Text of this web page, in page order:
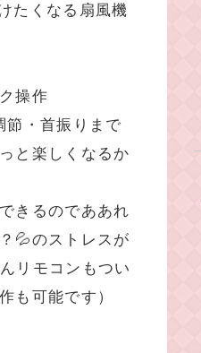
たくなる扇風機
操作
・首振りまで
と楽しくなるか
きるのでああれ
💦のストレスが
リモコンもつい
も可能です）